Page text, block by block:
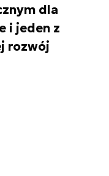
dla
i jeden z
rozwój